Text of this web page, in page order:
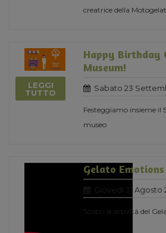
creatrice della
LEGGI
TUTTO
Happy Birthday
Museum!
Sabato 23
Festeggiamo insieme il
museo
Gelato Emotions
Giovedi 31 Agosto
Scopri le attività del